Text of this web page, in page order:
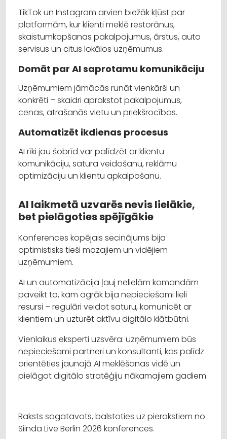
TikTok un Instagram arvien biežāk kļūst par
platformām, kur klienti meklē restorānus,
skaistumkopšanas pakalpojumus, ārstus, auto
servisus un citus lokālos uzņēmumus.
Domāt par AI saprotamu komunikāciju
Uzņēmumiem jāmācās runāt vienkārši un
konkrēti – skaidri aprakstot pakalpojumus,
cenas, atrašanās vietu un priekšrocības.
Automatizēt ikdienas procesus
AI rīki jau šobrīd var palīdzēt ar klientu
komunikāciju, satura veidošanu, reklāmu
optimizāciju un klientu apkalpošanu.
AI laikmetā uzvarēs nevis lielākie,
bet pielāgoties spējīgākie
Konferences kopējais secinājums bija
optimistisks tieši mazajiem un vidējiem
uzņēmumiem.
AI un automatizācija ļauj nelielām komandām
paveikt to, kam agrāk bija nepieciešami lieli
resursi – regulāri veidot saturu, komunicēt ar
klientiem un uzturēt aktīvu digitālo klātbūtni.
Vienlaikus eksperti uzsvēra: uzņēmumiem būs
nepieciešami partneri un konsultanti, kas palīdz
orientēties jaunajā AI meklēšanas vidē un
pielāgot digitālo stratēģiju nākamajiem gadiem.
Raksts sagatavots, balstoties uz pierakstiem no
Siinda Live Berlin 2026 konferences.